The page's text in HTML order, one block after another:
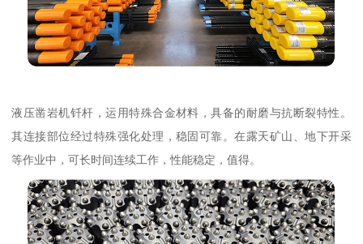
液压凿岩机钎杆，运用特殊合金材料，具备的耐磨与抗断裂特性。
其连接部位经过特殊强化处理，稳固可靠。在露天矿山、地下开采
等作业中，可长时间连续工作，性能稳定，值得。​